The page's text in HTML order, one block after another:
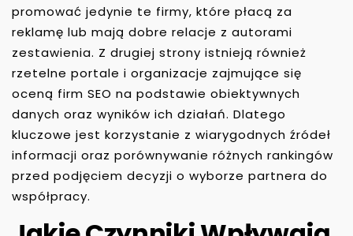
promować jedynie te firmy, które płacą za
reklamę lub mają dobre relacje z autorami
zestawienia. Z drugiej strony istnieją również
rzetelne portale i organizacje zajmujące się
oceną firm SEO na podstawie obiektywnych
danych oraz wyników ich działań. Dlatego
kluczowe jest korzystanie z wiarygodnych źródeł
informacji oraz porównywanie różnych rankingów
przed podjęciem decyzji o wyborze partnera do
współpracy.